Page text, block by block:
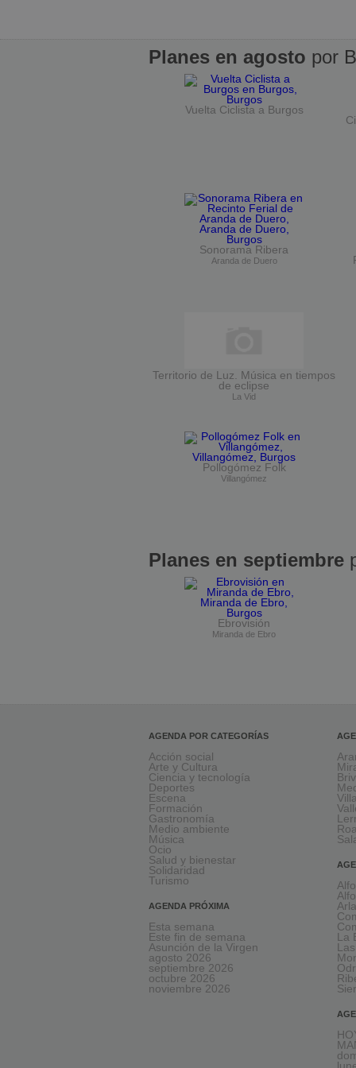
Planes en agosto por
Vuelta Ciclista a Burgos
Sonorama Ribera
Aranda de Duero
Territorio de Luz. Música en tiempos
de eclipse
La Vid
Pollogómez Folk
Villangómez
Planes en septiembre
Ebrovisión
Miranda de Ebro
AGENDA POR CATEGORÍAS
Acción social
Arte y Cultura
Ciencia y tecnología
Deportes
Escena
Formación
Gastronomía
Medio ambiente
Música
Ocio
Salud y bienestar
Solidaridad
Turismo
AGENDA PRÓXIMA
Esta semana
Este fin de semana
Asunción de la Virgen
agosto 2026
septiembre 2026
octubre 2026
noviembre 2026
La